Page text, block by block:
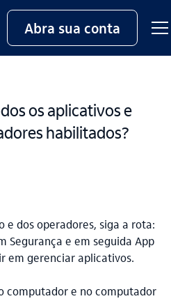
Abra sua conta
os aplicativos e
habilitados?
e dos operadores, siga a rota:
Segurança e em seguida App
em gerenciar aplicativos.
computador e no computador